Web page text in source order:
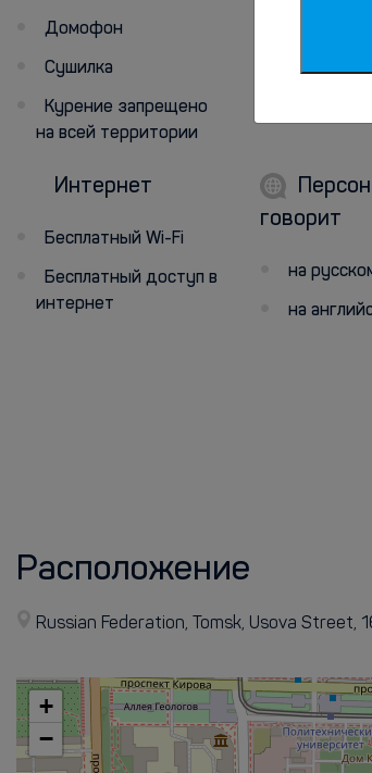
Домофон
Сушилка
Курение запрещено
на всей территории
Интернет
Бесплатный Wi-Fi
Бесплатный доступ в
интернет
говорит
на
на
Расположение
Russian Federation, Tomsk, Usova Street,
+
−